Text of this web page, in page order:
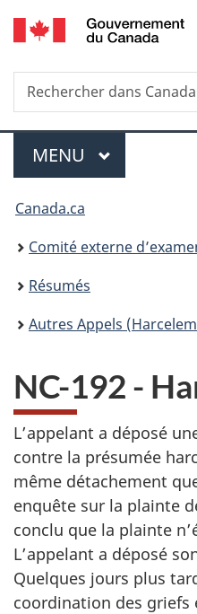
Recherche
Rechercher
dans
Menu
MENU PRINCIPAL
Vous
êtes
ici :
Canada.ca
Comité externe d’examen de
Résumés
Autres Appels (Harcelement,
NC-192 -
L’appelant a déposé
contre la présumée
même détachement
enquête sur la plainte
conclu que la plainte
L’appelant a déposé
Quelques jours plus
coordination des griefs